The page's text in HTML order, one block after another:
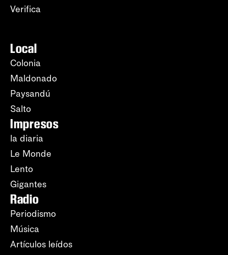
Verifica
Local
Colonia
Maldonado
Paysandú
Salto
Impresos
la diaria
Le Monde
Lento
Gigantes
Radio
Periodismo
Música
Artículos leídos